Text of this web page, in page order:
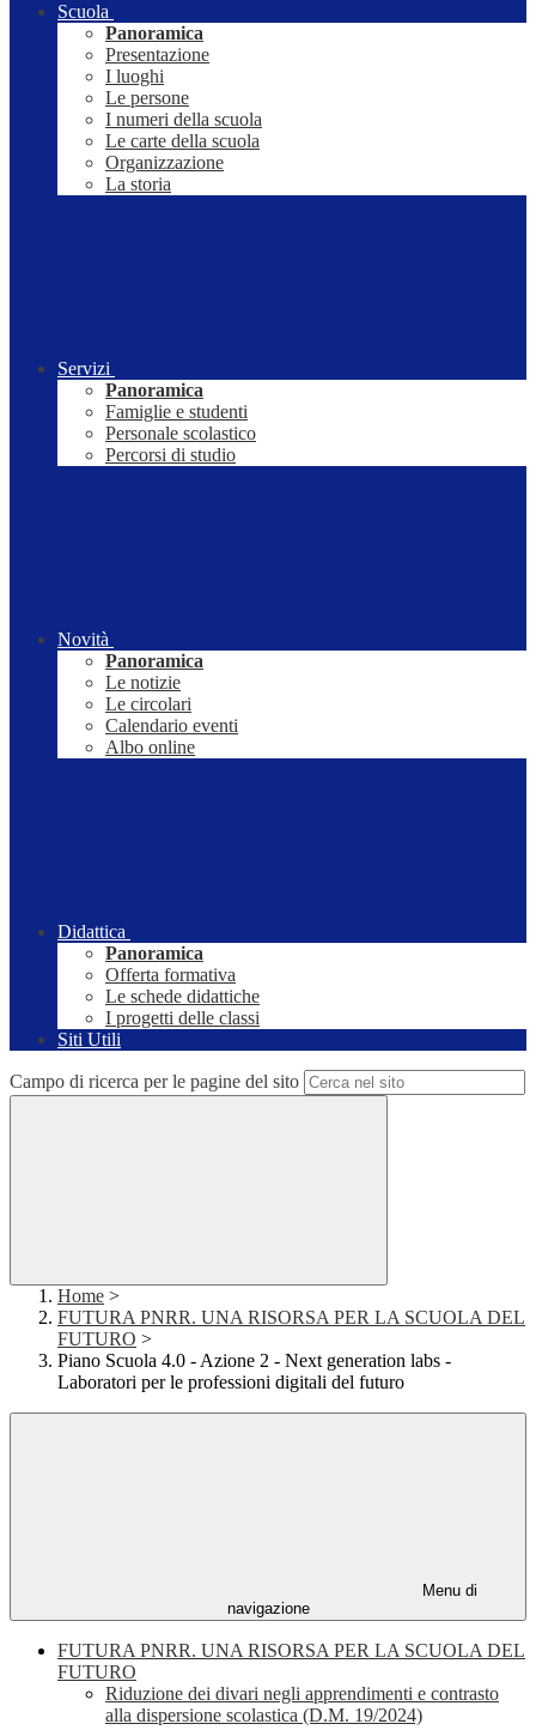
Scuola
Panoramica
Presentazione
I luoghi
Le persone
I numeri della scuola
Le carte della scuola
Organizzazione
La storia
Servizi
Panoramica
Famiglie e studenti
Personale scolastico
Percorsi di studio
Novità
Panoramica
Le notizie
Le circolari
Calendario eventi
Albo online
Didattica
Panoramica
Offerta formativa
Le schede didattiche
I progetti delle classi
Siti Utili
Campo di ricerca per le pagine del sito
Home >
FUTURA PNRR. UNA RISORSA PER LA SCUOLA DEL
FUTURO >
Piano Scuola 4.0 - Azione 2 - Next generation labs -
Laboratori per le professioni digitali del futuro
Menu di
navigazione
FUTURA PNRR. UNA RISORSA PER LA SCUOLA DEL
FUTURO
Riduzione dei divari negli apprendimenti e contrasto
alla dispersione scolastica (D.M. 19/2024)